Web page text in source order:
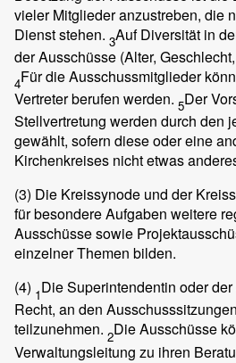
vieler Mitglieder anzustreben, die
Dienst stehen. 3Auf Diversität in
der Ausschüsse (Alter,
4Für die Ausschussmitglieder
Vertreter berufen werden. 5Der
Stellvertretung werden durch den
gewählt, sofern diese oder eine
Kirchenkreises nicht etwas
(3) Die Kreissynode und der
für besondere Aufgaben weitere
Ausschüsse sowie
einzelner Themen bilden.
(4) 1Die Superintendentin oder
Recht, an den
teilzunehmen. 2Die Ausschüsse
Verwaltungsleitung zu ihren